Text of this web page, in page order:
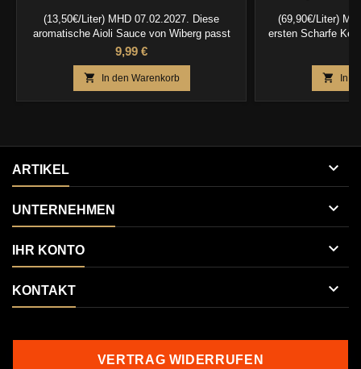
(13,50€/Liter) MHD 07.02.2027. Diese
aromatische Aioli Sauce von Wiberg passt
perfekt zu Tapas, Fleisch oder auch Fisch.
Preis
9,99 €
 In den Warenkorb
(69,90€/Liter)
ersten Scharfe
 In
ARTIKEL 
UNTERNEHMEN 
IHR KONTO 
KONTAKT 
VERTRAG WIDERRUFEN